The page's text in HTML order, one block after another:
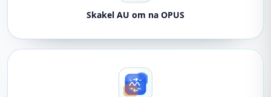
Skakel AU om na OPUS